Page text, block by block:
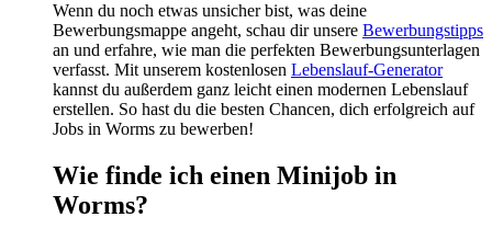
Wenn du noch etwas unsicher bist, was deine
Bewerbungsmappe angeht, schau dir unsere Bewerbungstipps
an und erfahre, wie man die perfekten Bewerbungsunterlagen
verfasst. Mit unserem kostenlosen Lebenslauf-Generator
kannst du außerdem ganz leicht einen modernen Lebenslauf
erstellen. So hast du die besten Chancen, dich erfolgreich auf
Jobs in Worms zu bewerben!
Wie finde ich einen Minijob in
Worms?